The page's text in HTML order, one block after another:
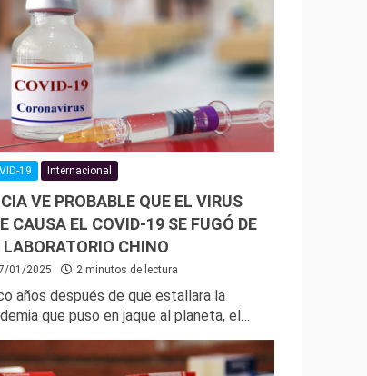
19 Internacional
VE PROBABLE QUE EL VIRUS
CAUSA EL COVID-19 SE FUGÓ DE
LABORATORIO CHINO
01/2025 2 minutos de lectura
años después de que estallara la
que puso en jaque al planeta, el…